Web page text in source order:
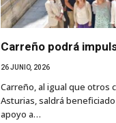
Carreño podrá
26 JUNIO, 2026
Carreño, al igual que otros
Asturias, saldrá
apoyo a…